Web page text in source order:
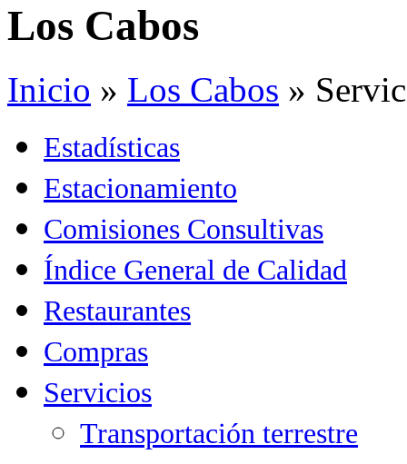
Los Cabos
Inicio » Los Cabos »
Estadísticas
Estacionamiento
Comisiones Consultivas
Índice General de Calidad
Restaurantes
Compras
Servicios
Transportación terrestre